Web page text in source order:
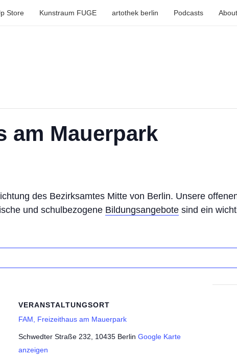
Store Kunstraum FUGE artothek berlin Podcasts
am Mauerpark
des Bezirksamtes Mitte von Berlin. Unsere
und schulbezogene Bildungsangebote sind ein
VERANSTALTUNGSORT
FAM, Freizeithaus am Mauerpark
Schwedter Straße 232, 10435 Berlin Google Karte
anzeigen